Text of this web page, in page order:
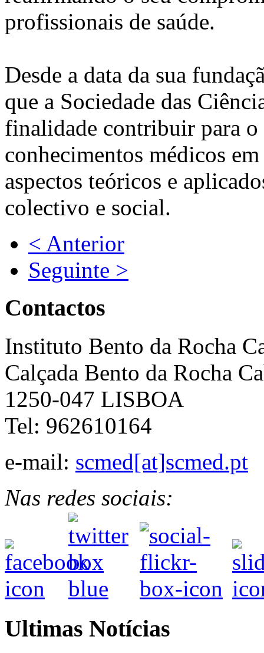
profissionais de saúde.
Desde a data da sua
que a Sociedade das
finalidade contribuir para o
conhecimentos médicos
aspectos teóricos e
colectivo e social.
< Anterior
Seguinte >
Contactos
Instituto Bento da Rocha
Calçada Bento da Rocha
1250-047 LISBOA
Tel: 962610164
e-mail: scmed[at]scmed.pt
Nas redes sociais:
Ultimas Notícias